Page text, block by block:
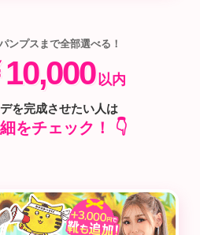
ンプスまで全部選べる！
10,000以内
を完成させたい人は
をチェック！ 👇